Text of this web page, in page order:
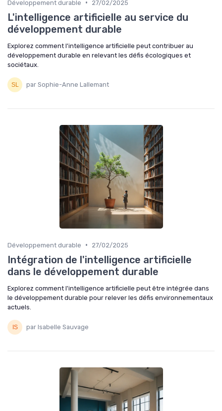
Développement durable • 27/02/2025
L'intelligence artificielle au service du
développement durable
Explorez comment l'intelligence artificielle peut contribuer au
développement durable en relevant les défis écologiques et
sociétaux.
par Sophie-Anne Lallemant
Développement durable • 27/02/2025
Intégration de l'intelligence artificielle
dans le développement durable
Explorez comment l'intelligence artificielle peut être intégrée dans
le développement durable pour relever les défis environnementaux
actuels.
par Isabelle Sauvage